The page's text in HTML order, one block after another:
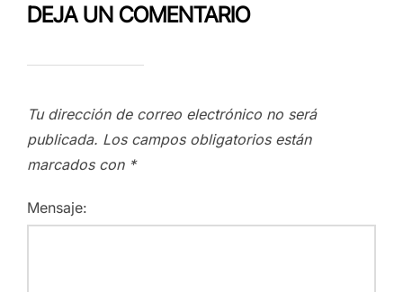
DEJA UN COMENTARIO
Tu dirección de correo electrónico no será
publicada. Los campos obligatorios están
marcados con *
Mensaje: